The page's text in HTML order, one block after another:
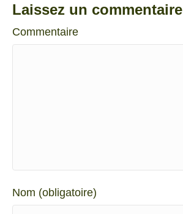
Laissez un commentaire
Commentaire
Nom (obligatoire)